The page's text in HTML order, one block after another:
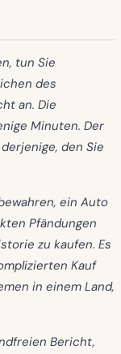
tun Sie
des
an. Die
Minuten. Der
den Sie
ein Auto
Pfändungen
zu kaufen. Es
Kauf
in einem Land,
Bericht,